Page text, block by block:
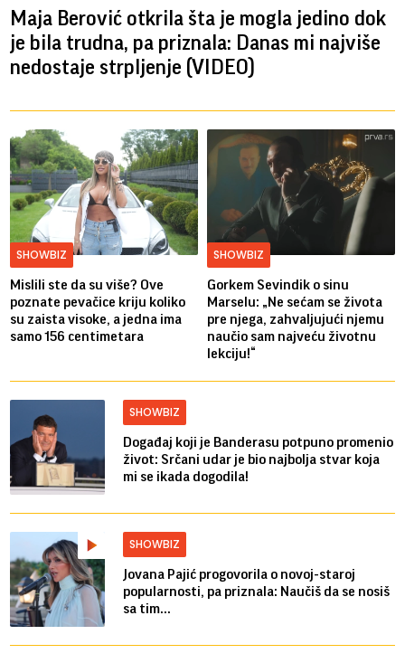
Maja Berović otkrila šta je mogla jedino dok
je bila trudna, pa priznala: Danas mi najviše
nedostaje strpljenje (VIDEO)
SHOWBIZ
Mislili ste da su više? Ove
poznate pevačice kriju koliko
su zaista visoke, a jedna ima
samo 156 centimetara
SHOWBIZ
Gorkem Sevindik o sinu
Marselu: „Ne sećam se života
pre njega, zahvaljujući njemu
naučio sam najveću životnu
lekciju!“
SHOWBIZ
Događaj koji je Banderasu potpuno promenio
život: Srčani udar je bio najbolja stvar koja
mi se ikada dogodila!
SHOWBIZ
Jovana Pajić progovorila o novoj-staroj
popularnosti, pa priznala: Naučiš da se nosiš
sa tim...